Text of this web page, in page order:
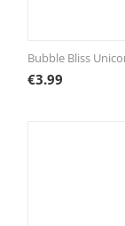
Bubble Bliss
€3.99